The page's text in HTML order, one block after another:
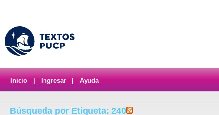
Inicio Ingresar Ayuda
Búsqueda por Etiqueta: 240